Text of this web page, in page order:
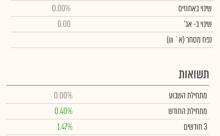
שינוי באחוזים
0.00%
שינויב- אג'
0.00
נפח מסחר(א` ₪)
תשואות
מתחילת השבוע
0.00%
מתחילת החודש
0.40%
3 חודשים
1.47%